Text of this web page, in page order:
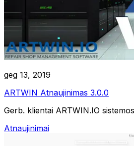
Rivile
RoboLabs
ASPA
geg 13, 2019
ARTWIN Atnaujinimas 3.0.0
Gerb. klientai ARTWIN.IO
Atnaujinimai